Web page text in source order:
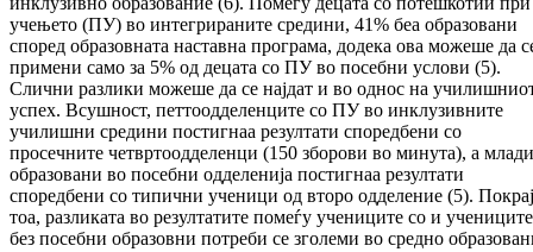
учењето (ПУ) во интегрираните средини, 41% беа образовани
според образовната наставна програма, додека ова можеше да
примени само за 5% од децата со ПУ во посебни услови (5).
Слични разлики можеше да се најдат и во однос на
успех. Всушност, петтоодделенците со ПУ во инклузивните
училишни средини постигнаа резултати споредбени со
просечните четвртоодделенци (150 зборови во минута), а
образовани во посебни одделенија постигнаа резултати
споредбени со типични ученици од второ одделение (5). Покрај
тоа, разликата во резултатите помеѓу учениците со и учениците
без посебни образовни потреби се зголеми во средно